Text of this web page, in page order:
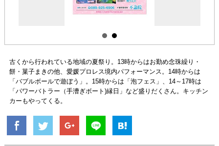
古くから行われている地域の夏祭り。13時からはお勤め念珠繰り・
餅・菓子まきの他、愛媛プロレス境内パフォーマンス。14時からは
「バブルボールで遊ぼう」。15時からは「泡フェス」、14～17時は
「パワーバトラー（手漕ぎボート)縁日」など盛りだくさん。キッチン
カーもやってくる。